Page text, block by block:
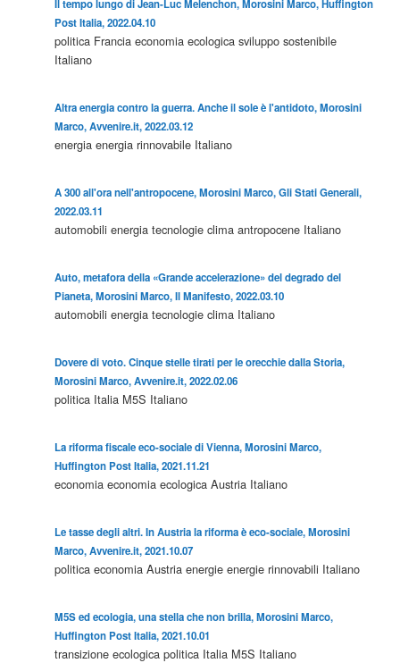
Il tempo lungo di Jean-Luc Melenchon, Morosini Marco, Huffington
Post Italia, 2022.04.10
politica Francia economia ecologica sviluppo sostenibile
Italiano
Altra energia contro la guerra. Anche il sole è l'antidoto, Morosini
Marco, Avvenire.it, 2022.03.12
energia energia rinnovabile Italiano
A 300 all'ora nell'antropocene, Morosini Marco, Gli Stati Generali,
2022.03.11
automobili energia tecnologie clima antropocene Italiano
Auto, metafora della «Grande accelerazione» del degrado del
Pianeta, Morosini Marco, Il Manifesto, 2022.03.10
automobili energia tecnologie clima Italiano
Dovere di voto. Cinque stelle tirati per le orecchie dalla Storia,
Morosini Marco, Avvenire.it, 2022.02.06
politica Italia M5S Italiano
La riforma fiscale eco-sociale di Vienna, Morosini Marco,
Huffington Post Italia, 2021.11.21
economia economia ecologica Austria Italiano
Le tasse degli altri. In Austria la riforma è eco-sociale, Morosini
Marco, Avvenire.it, 2021.10.07
politica economia Austria energie energie rinnovabili Italiano
M5S ed ecologia, una stella che non brilla, Morosini Marco,
Huffington Post Italia, 2021.10.01
transizione ecologica politica Italia M5S Italiano